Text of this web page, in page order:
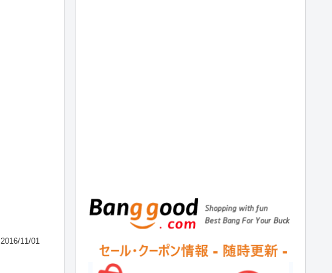
2016/11/01